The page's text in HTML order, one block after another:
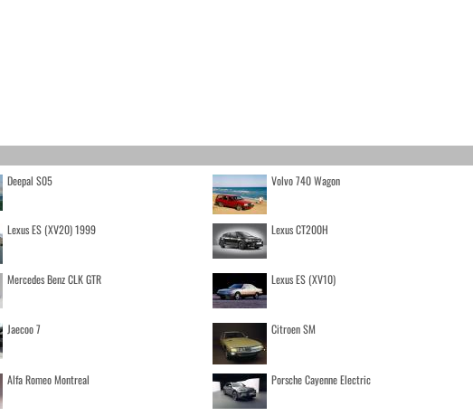
Deepal S05 Volvo 740 Wagon
Lexus ES (XV20) 1999 Lexus CT200H
Mercedes Benz CLK GTR Lexus ES (XV10)
Jaecoo 7 Citroen SM
Alfa Romeo Montreal Porsche Cayenne Electric